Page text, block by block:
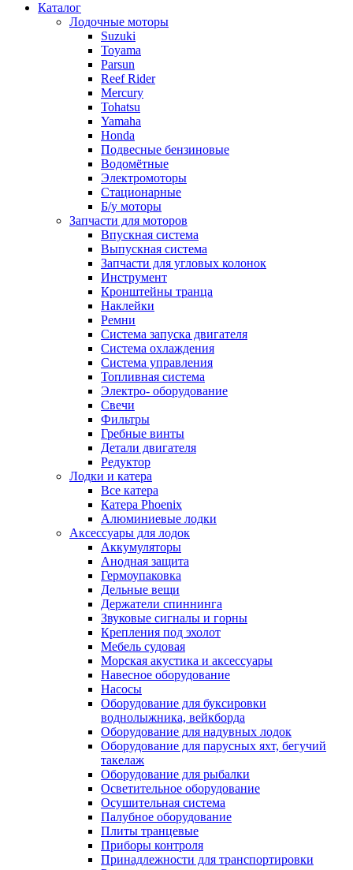
Каталог
Лодочные моторы
Suzuki
Toyama
Parsun
Reef Rider
Mercury
Tohatsu
Yamaha
Honda
Подвесные бензиновые
Водомётные
Электромоторы
Стационарные
Б/у моторы
Запчасти для моторов
Впускная система
Выпускная система
Запчасти для угловых колонок
Инструмент
Кронштейны транца
Наклейки
Ремни
Система запуска двигателя
Система охлаждения
Система управления
Топливная система
Электро- оборудование
Свечи
Фильтры
Гребные винты
Детали двигателя
Редуктор
Лодки и катера
Все катера
Катера Phoenix
Алюминиевые лодки
Аксессуары для лодок
Аккумуляторы
Анодная защита
Гермоупаковка
Дельные вещи
Держатели спиннинга
Звуковые сигналы и горны
Крепления под эхолот
Мебель судовая
Морская акустика и аксессуары
Навесное оборудование
Насосы
Оборудование для буксировки
воднолыжника, вейкборда
Оборудование для надувных лодок
Оборудование для парусных яхт, бегучий
такелаж
Оборудование для рыбалки
Осветительное оборудование
Осушительная система
Палубное оборудование
Плиты транцевые
Приборы контроля
Принадлежности для транспортировки